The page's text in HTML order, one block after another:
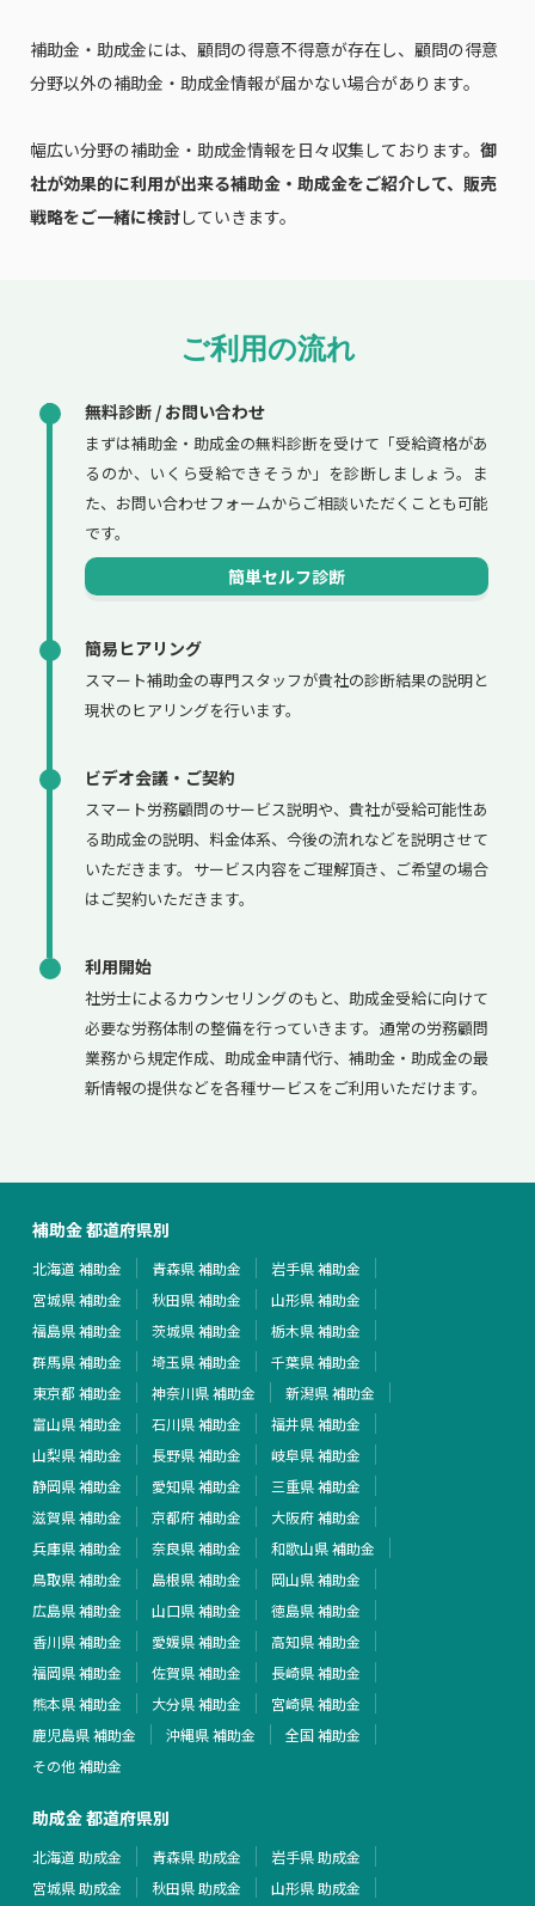
補助金・助成金には、顧問の得意不得意が存在し、顧問の得意
分野以外の補助金・助成金情報が届かない場合があります。
幅広い分野の補助金・助成金情報を日々収集しております。 御
社が効果的に利用が出来る補助金・助成金をご紹介して、販売
戦略をご一緒に検討していきます。
ご利用の流れ
無料診断 / お問い合わせ
まずは補助金・助成金の無料診断を受けて「受給資格があ
るのか、いくら受給できそうか」を診断しましょう。ま
た、お問い合わせフォームからご相談いただくことも可能
です。
簡単セルフ診断
簡易ヒアリング
スマート補助金の専門スタッフが貴社の診断結果の説明と
現状のヒアリングを行います。
ビデオ会議・ご契約
スマート労務顧問のサービス説明や、貴社が受給可能性あ
る助成金の説明、料金体系、今後の流れなどを説明させて
いただきます。サービス内容をご理解頂き、ご希望の場合
はご契約いただきます。
利用開始
社労士によるカウンセリングのもと、助成金受給に向けて
必要な労務体制の整備を行っていきます。通常の労務顧問
業務から規定作成、助成金申請代行、補助金・助成金の最
新情報の提供などを各種サービスをご利用いただけます。
補助金 都道府県別
北海道 補助金 青森県 補助金
岩手県 補助金
宮城県 補助金
秋田県 補助金
山形県 補助金
福島県 補助金
茨城県 補助金
栃木県 補助金
群馬県 補助金
埼玉県 補助金
千葉県 補助金
東京都 補助金
神奈川県 補助金
新潟県 補助金
富山県 補助金
石川県 補助金
福井県 補助金
山梨県 補助金
長野県 補助金
岐阜県 補助金
静岡県 補助金
愛知県 補助金
三重県 補助金
滋賀県 補助金
京都府 補助金
大阪府 補助金
兵庫県 補助金
奈良県 補助金
和歌山県 補助金
鳥取県 補助金
島根県 補助金
岡山県 補助金
広島県 補助金
山口県 補助金
徳島県 補助金
香川県 補助金
愛媛県 補助金
高知県 補助金
福岡県 補助金
佐賀県 補助金
長崎県 補助金
熊本県 補助金
大分県 補助金
宮崎県 補助金
鹿児島県 補助金
沖縄県 補助金
全国 補助金
その他 補助金
助成金 都道府県別
北海道 助成金 青森県 助成金
岩手県 助成金
宮城県 助成金
秋田県 助成金
山形県 助成金